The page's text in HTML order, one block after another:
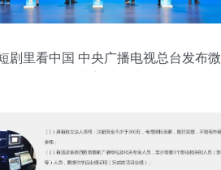
剧里看中国 中央广播电视总台发布微